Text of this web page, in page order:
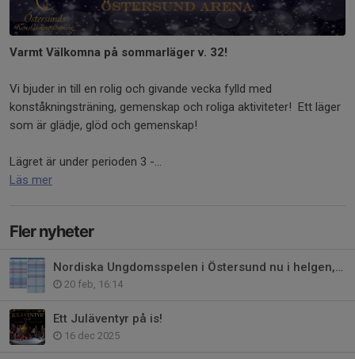
Varmt Välkomna på sommarläger v. 32!
Vi bjuder in till en rolig och givande vecka fylld med
konståkningsträning, gemenskap och roliga aktiviteter! Ett läger
som är glädje, glöd och gemenskap!
Lägret är under perioden 3 -...
Läs mer
Fler nyheter
Nordiska Ungdomsspelen i Östersund nu i helgen, 21 - 22 februari!
20 feb, 16:14
Ett Juläventyr på is!
16 dec 2025